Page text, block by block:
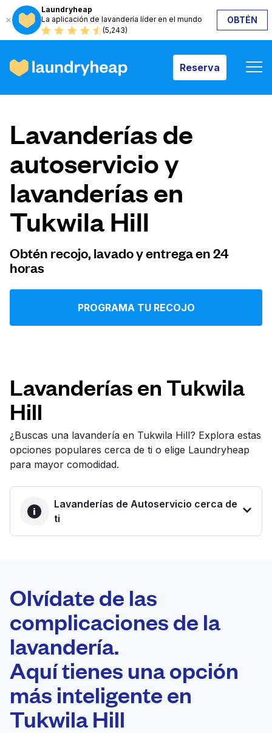
Laundryheap
La aplicación de lavandería líder en el mundo
(5,243)
OBTÉN
Reserva
Reserva
Cómo funciona
Precios y servicios
Quiénes somos
Iniciar sesión
Síguenos en
Lavanderías de
autoservicio y
lavanderías en
Tukwila Hill
Obtén recojo, lavado y entrega en 24
horas
PROGRAMA TU RECOJO
Lavanderías en Tukwila
Hill
¿Buscas una lavandería en Tukwila Hill? Explora estas
opciones populares cerca de ti o elige Laundryheap
para mayor comodidad.
Lavanderías de Autoservicio cerca de
ti
Laundryheap.com
Programa tu recogida
0 min
Recojo y entrega
casa
Abierto 24/7
Olvídate de las
complicaciones de la
lavandería.
Aquí tienes una opción
más inteligente en
Tukwila Hill